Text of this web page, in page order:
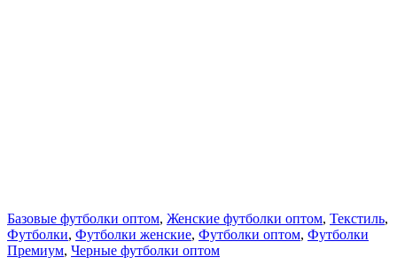
Базовые футболки оптом, Женские футболки оптом, Текстиль,
Футболки, Футболки женские, Футболки оптом, Футболки
Премиум, Черные футболки оптом